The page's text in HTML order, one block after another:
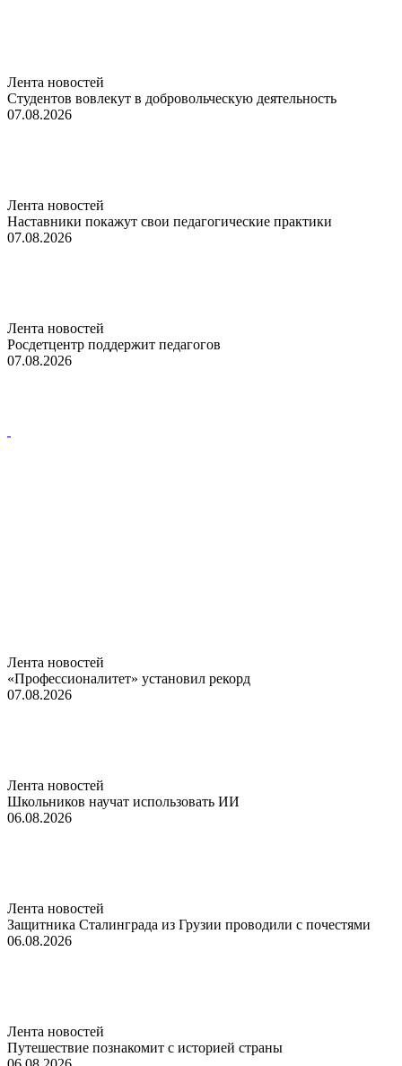
Лента новостей
Студентов вовлекут в добровольческую деятельность
07.08.2026
Лента новостей
Наставники покажут свои педагогические практики
07.08.2026
Лента новостей
Росдетцентр поддержит педагогов
07.08.2026
Лента новостей
«Профессионалитет» установил рекорд
07.08.2026
Лента новостей
Школьников научат использовать ИИ
06.08.2026
Лента новостей
Защитника Сталинграда из Грузии проводили с почестями
06.08.2026
Лента новостей
Путешествие познакомит с историей страны